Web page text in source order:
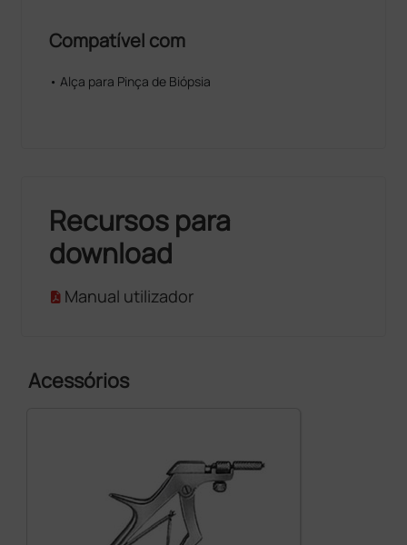
Compatível com
• Alça para Pinça de Biópsia
Recursos para
download
Manual utilizador
Acessórios